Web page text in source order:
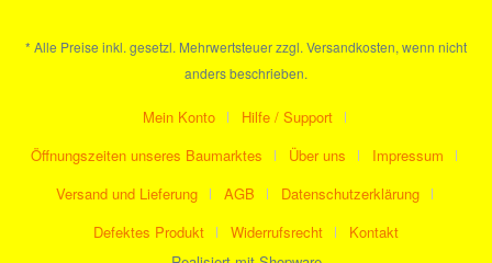
* Alle Preise inkl. gesetzl. Mehrwertsteuer zzgl. Versandkosten, wenn nicht
anders beschrieben.
Mein Konto
Hilfe / Support
Öffnungszeiten unseres Baumarktes
Über uns
Impressum
Versand und Lieferung
AGB
Datenschutzerklärung
Defektes Produkt
Widerrufsrecht
Kontakt